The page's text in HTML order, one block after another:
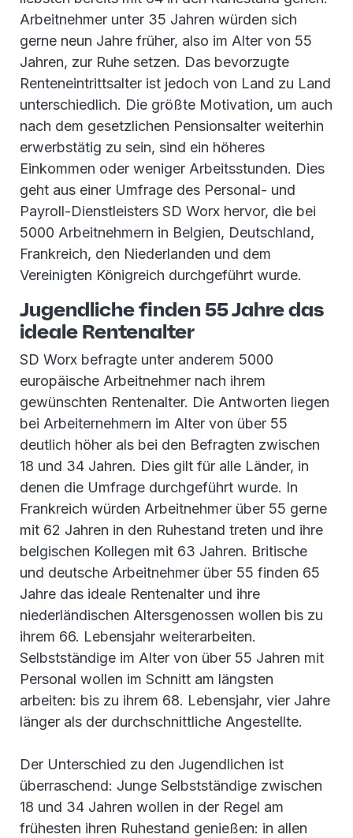
Arbeitnehmer unter 35 Jahren würden sich
gerne neun Jahre früher, also im Alter von 55
Jahren, zur Ruhe setzen. Das bevorzugte
Renteneintrittsalter ist jedoch von Land zu Land
unterschiedlich. Die größte Motivation, um auch
nach dem gesetzlichen Pensionsalter weiterhin
erwerbstätig zu sein, sind ein höheres
Einkommen oder weniger Arbeitsstunden. Dies
geht aus einer Umfrage des Personal- und
Payroll-Dienstleisters SD Worx hervor, die bei
5000 Arbeitnehmern in Belgien, Deutschland,
Frankreich, den Niederlanden und dem
Vereinigten Königreich durchgeführt wurde.
Jugendliche finden 55 Jahre das
ideale Rentenalter
SD Worx befragte unter anderem 5000
europäische Arbeitnehmer nach ihrem
gewünschten Rentenalter. Die Antworten liegen
bei Arbeiternehmern im Alter von über 55
deutlich höher als bei den Befragten zwischen
18 und 34 Jahren. Dies gilt für alle Länder, in
denen die Umfrage durchgeführt wurde. In
Frankreich würden Arbeitnehmer über 55 gerne
mit 62 Jahren in den Ruhestand treten und ihre
belgischen Kollegen mit 63 Jahren. Britische
und deutsche Arbeitnehmer über 55 finden 65
Jahre das ideale Rentenalter und ihre
niederländischen Altersgenossen wollen bis zu
ihrem 66. Lebensjahr weiterarbeiten.
Selbstständige im Alter von über 55 Jahren mit
Personal wollen im Schnitt am längsten
arbeiten: bis zu ihrem 68. Lebensjahr, vier Jahre
länger als der durchschnittliche Angestellte.
Der Unterschied zu den Jugendlichen ist
überraschend: Junge Selbstständige zwischen
18 und 34 Jahren wollen in der Regel am
frühesten ihren Ruhestand genießen: in allen